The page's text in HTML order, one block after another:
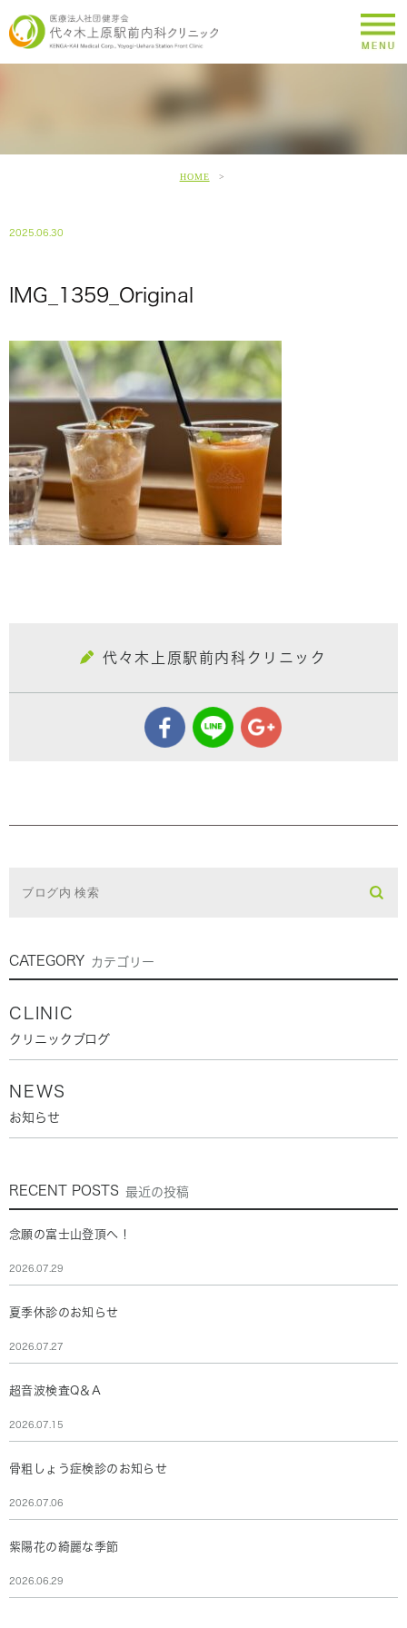
HOME
2025.06.30
IMG_1359_Original
代々木上原駅前内科クリニック
CATEGORY カテゴリー
CLINIC
クリニックブログ
NEWS
お知らせ
RECENT POSTS 最近の投稿
念願の富士山登頂へ！
2026.07.29
夏季休診のお知らせ
2026.07.27
超音波検査Q＆A
2026.07.15
骨粗しょう症検診のお知らせ
2026.07.06
紫陽花の綺麗な季節
2026.06.29